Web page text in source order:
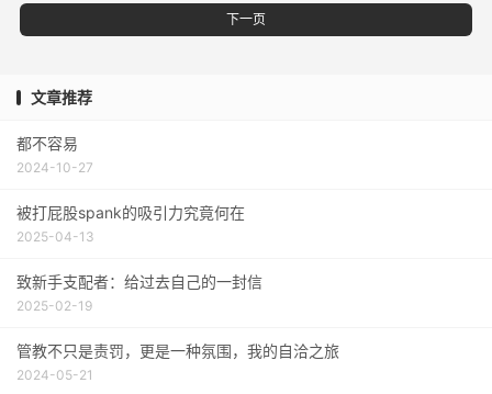
下一页
文章推荐
都不容易
2024-10-27
被打屁股spank的吸引力究竟何在
2025-04-13
致新手支配者：给过去自己的一封信
2025-02-19
管教不只是责罚，更是一种氛围，我的自洽之旅
2024-05-21